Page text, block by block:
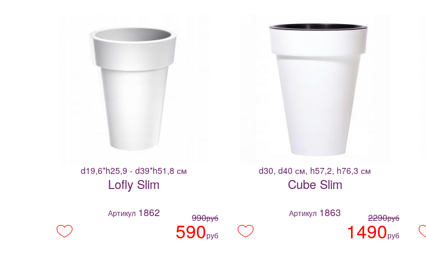
d19,6*h25,9 - d39*h51,8 см
Lofly Slim
Артикул 1862 990руб
590руб
d30, d40 см, h57,2, h76,3 см
Cube Slim
Артикул 1863 2290руб
1490руб